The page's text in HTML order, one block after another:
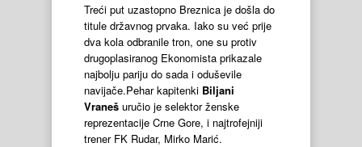
Treći put uzastopno Breznica je došla do
titule državnog prvaka. Iako su već prije
dva kola odbranile tron, one su protiv
drugoplasiranog Ekonomista prikazale
najbolju pariju do sada i oduševile
navijače.Pehar kapitenki Biljani
Vraneš uručio je selektor ženske
reprezentacije Crne Gore, i najtrofejniji
trener FK Rudar, Mirko Marić.